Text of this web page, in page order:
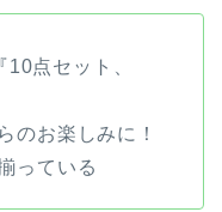
点セット、
のお楽しみに！
っている